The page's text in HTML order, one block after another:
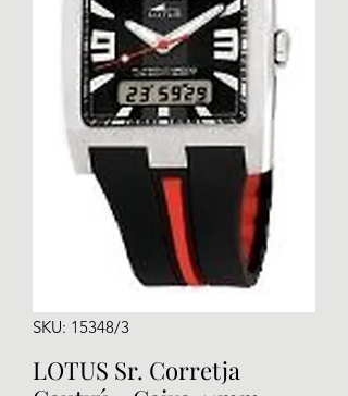
SKU: 15348/3
LOTUS Sr. Corretja